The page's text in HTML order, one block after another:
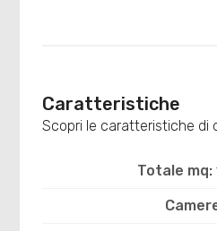
Caratteristiche
Scopri le caratteristiche di
Totale mq: